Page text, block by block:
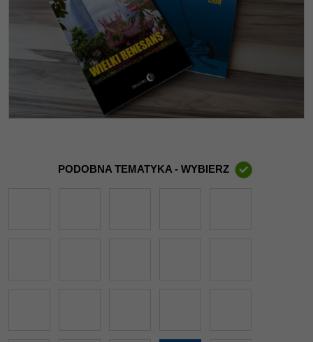
PODOBNA TEMATYKA - WYBIERZ